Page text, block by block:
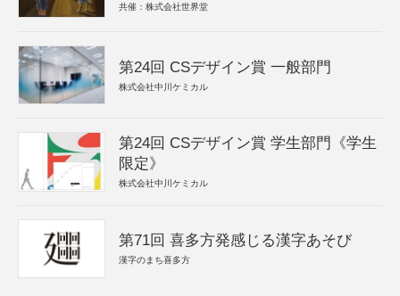
共催：株式会社世界堂
第24回 CSデザイン賞 一般部門
株式会社中川ケミカル
第24回 CSデザイン賞 学生部門《学生
限定》
株式会社中川ケミカル
第71回 喜多方発感じる漢字あそび
漢字のまち喜多方